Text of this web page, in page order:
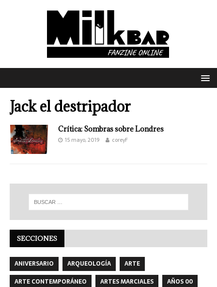
Jack el destripador
Crítica: Sombras sobre Londres
15 mayo, 2019 coreyF
SECCIONES
ANIVERSARIO ARQUEOLOGÍA
ARTE
ARTE CONTEMPORÁNEO
ARTES MARCIALES
AÑOS 00